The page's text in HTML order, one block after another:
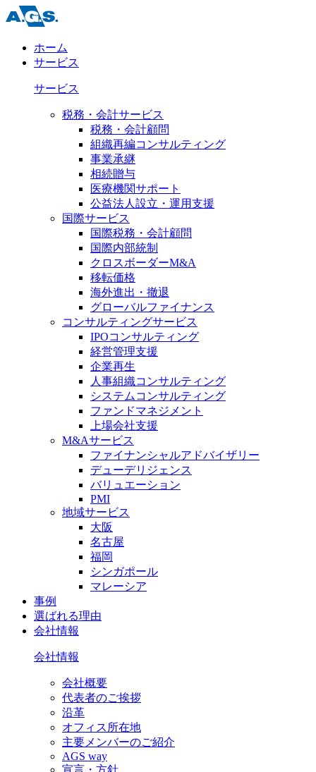
ホーム
サービス
サービス
税務・会計サービス
税務・会計顧問
組織再編コンサルティング
事業承継
相続贈与
医療機関サポート
公益法人設立・運用支援
国際サービス
国際税務・会計顧問
国際内部統制
クロスボーダーM&A
移転価格
海外進出・撤退
グローバルファイナンス
コンサルティングサービス
IPOコンサルティング
経営管理支援
企業再生
人事組織コンサルティング
システムコンサルティング
ファンドマネジメント
上場会社支援
M&Aサービス
ファイナンシャルアドバイザリー
デューデリジェンス
バリュエーション
PMI
地域サービス
大阪
名古屋
福岡
シンガポール
マレーシア
事例
選ばれる理由
会社情報
会社情報
会社概要
代表者のご挨拶
沿革
オフィス所在地
主要メンバーのご紹介
AGS way
宣言・方針